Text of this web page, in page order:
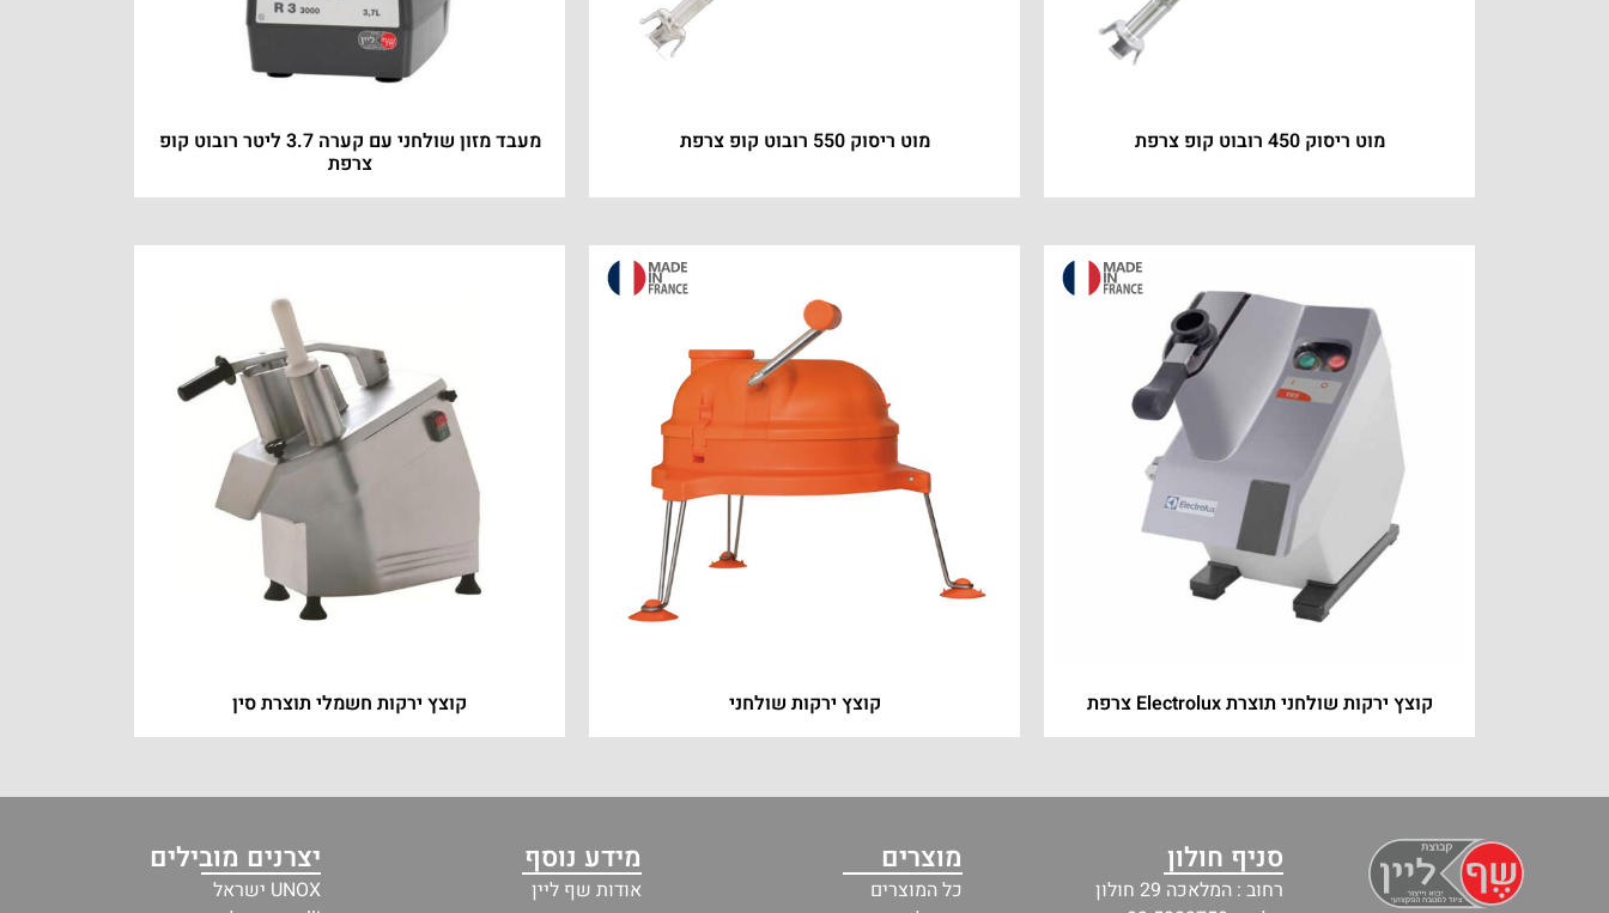
מוט ריסוק 450 רובוט קופ צרפת מוט ריסוק 550 רובוט קופ צרפת מעבד מזון שולחני עם קערה 3.7 ליטר רובוט קופ
צרפת
קוצץ ירקות שולחני תוצרת Electrolux צרפת קוצץ ירקות שולחני קוצץ ירקות חשמלי תוצרת סין
סניף חולון
רחוב : המלאכה 29 חולון
מוצרים
כל המוצרים
מידע נוסף
אודות שף ליין
יצרנים מובילים
UNOX ישראל